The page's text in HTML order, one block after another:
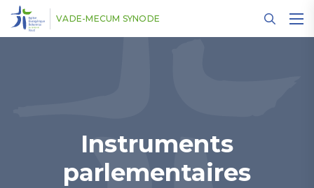
VADE-MECUM SYNODE
Instruments
parlementaires
Panneau de gestion des cookies